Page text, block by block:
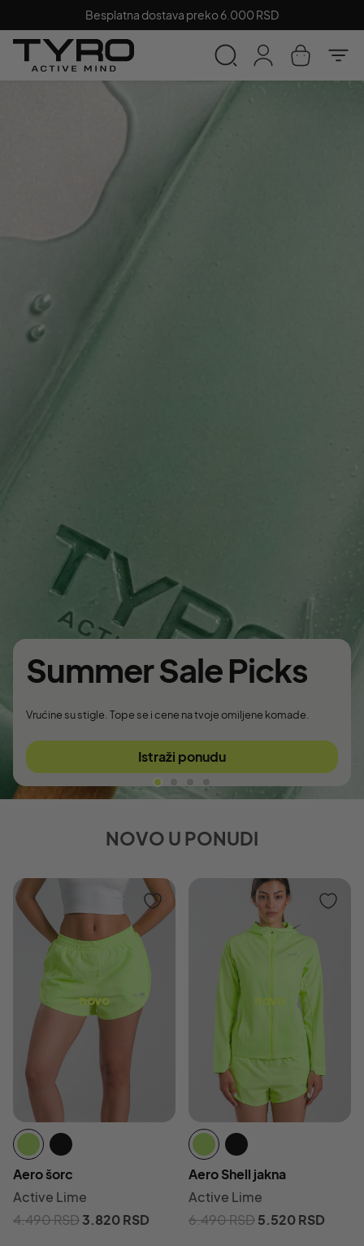
Besplatna dostava preko 6.000 RSD
Summer Sale Picks
Vrućine su stigle. Tope se i cene na tvoje omiljene komade.
Istraži ponudu
NOVO U PONUDI
novo
Aero šorc
Active Lime
4.490RSD3.820RSD
novo
Aero Shell jakna
Active Lime
6.490RSD5.520RSD